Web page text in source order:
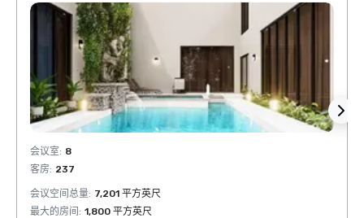
会议室: 8
客房: 237
会议空间总量: 7,201 平方英尺
最大的房间 : 1,800 平方英尺